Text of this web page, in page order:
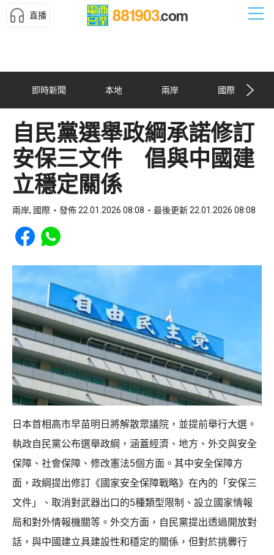
直播
即時新聞 本地 兩岸 國際
自民黨選舉政綱承諾修訂
安保三文件 倡與中國建
立穩定關係
兩岸, 國際 發佈 22.01.2026 08:08 最後更新 22.01.2026 08:08
Share to Facebook
Share to WhatsApp
日本首相高市早苗明日將解散眾議院，並提前舉行大選。
執政自民黨公布選舉政綱，涵蓋經濟、地方、外交與安全
保障、社會保障、修改憲法5個方面。其中安全保障方
面，政綱提出修訂《國家安全保障戰略》在內的「安保三
文件」、取消對武器出口的5種類型限制、設立國家情報
局和對外情報機關等。外交方面，自民黨提出透過開放對
話，與中國建立具建設性和穩定的關係，但對於挑釁行